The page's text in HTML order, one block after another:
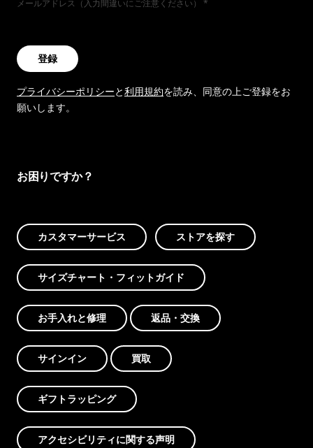
メールアドレス（入力間違いにご注意ください）
登録
プライバシーポリシーと利用規約を読み、同意の上ご登録をお
願いします。
お困りですか？
カスタマーサービス ストアを探す
サイズチャート・フィットガイド
お手入れと修理 返品・交換
サインイン 買取
ギフトラッピング
アクセシビリティに関する声明